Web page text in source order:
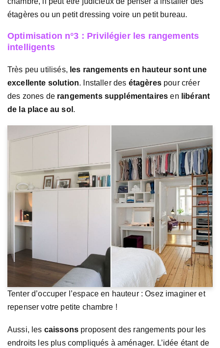
étagères ou un petit dressing voire un petit bureau.
Optimisation n°3 : Privilégier les rangements
intelligents
Très peu utilisés, les rangements en hauteur sont une
excellente solution. Installer des étagères pour créer
des zones de rangements supplémentaires en libérant
de la place au sol .
Tenter d’occuper l’espace en hauteur : Osez imaginer et
repenser votre petite chambre !
Aussi, les caissons proposent des rangements pour les
endroits les plus compliqués à aménager. L’idée étant de